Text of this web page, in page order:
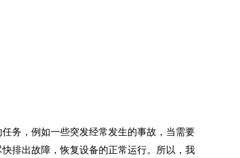
，例如一些突发经常发生的事故，当需要
排出故障，恢复设备的正常运行。所以，我